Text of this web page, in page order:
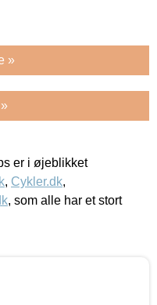
»
er i øjeblikket
, Cykler.dk,
, som alle har et stort